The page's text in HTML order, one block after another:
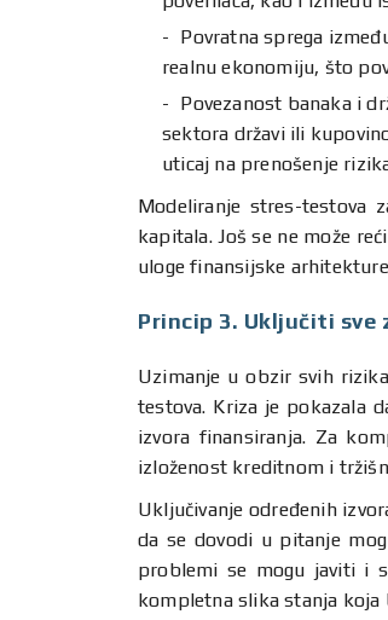
Povratna sprega
realnu ekonomiju, što
Povezanost banaka i
sektora državi ili
uticaj na prenošenje
Modeliranje stres-testova
kapitala. Još se ne može
uloge finansijske
Princip 3. Uključiti
Uzimanje u obzir svih
testova. Kriza je pokazala
izvora finansiranja. Za
izloženost kreditnom i
Uključivanje određenih
da se dovodi u pitanje
problemi se mogu javiti i
kompletna slika stanja koja